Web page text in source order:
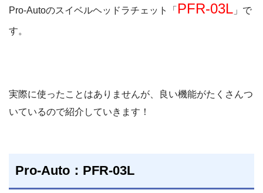
Pro-Autoのスイベルヘッドラチェット「 PFR-03L 」で
す。
実際に使ったことはありませんが、良い機能がたくさんつ
いているので紹介していきます！
Pro-Auto：PFR-03L